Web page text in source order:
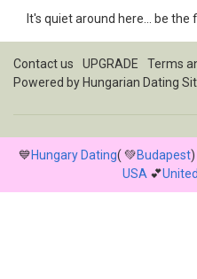
It's quiet around here... be
Contact us UPGRADE Terms
Powered by Hungarian Dating
💙Hungary Dating( 💚Budapest)
USA💕